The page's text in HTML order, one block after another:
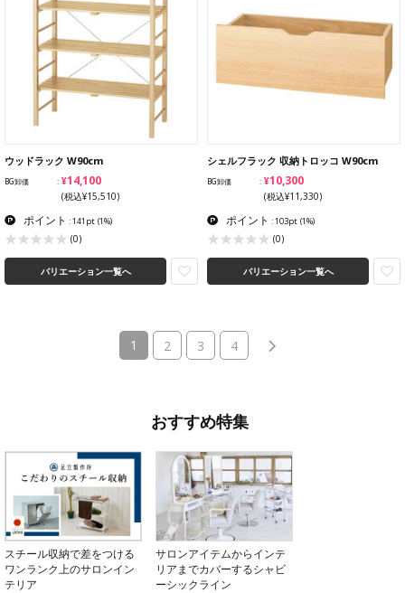
ウッドラック W90cm
BG卸価 ¥14,100
(税込¥15,510)
ポイント : 141pt (1%)
(0)
バリエーション一覧へ
シェルフラック 収納トロッコ W90cm
BG卸価 ¥10,300
(税込¥11,330)
ポイント : 103pt (1%)
(0)
バリエーション一覧へ
1 (current)
2 3 4
おすすめ特集
スチール収納で差をつける
ワンランク上のサロンイン
テリア
サロンアイテムからインテ
リアまでカバーするシャビ
ーシックライン